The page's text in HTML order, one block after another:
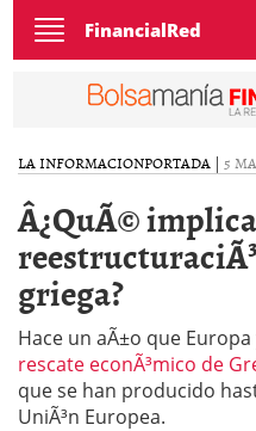
Toggle
navigation
FinancialRed
LA INFORMACIONPORTADA | 5
Â¿QuÃ©
griega?
Hace un aÃ±o que Europa
rescate econÃ³mico de
que se han producido
UniÃ³n Europea.